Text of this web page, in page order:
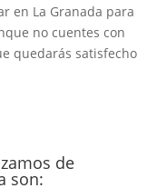
en La Granada para
no cuentes con
quedarás satisfecho
de
son: